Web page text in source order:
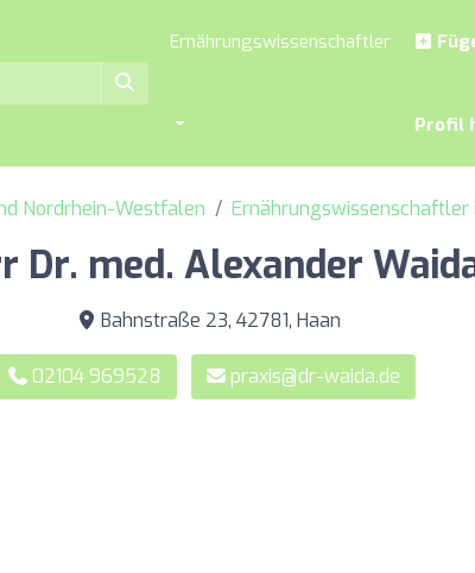
Ernährungswissenschaftler
Profil
Nordrhein-Westfalen Ernährungswissenschaftler
Dr. med. Alexander
Bahnstraße 23, 42781, Haan
02104 969528 praxis@dr-waida.de